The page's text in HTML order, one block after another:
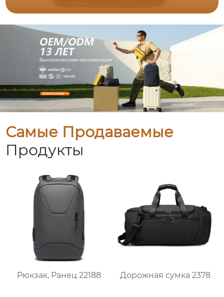
Самые Продаваемые
Продукты
Рюкзак, Ранец 22188 Дорожная сумка 2378